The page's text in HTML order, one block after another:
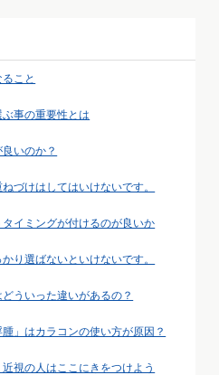
こと
事の重要性とは
いのか？
づけはしてはいけないです。
イミングが付けるのが良いか
り選ばないといけないです。
ういった違いがあるの？
」はカラコンの使い方が原因？
視の人はここにきをつけよう